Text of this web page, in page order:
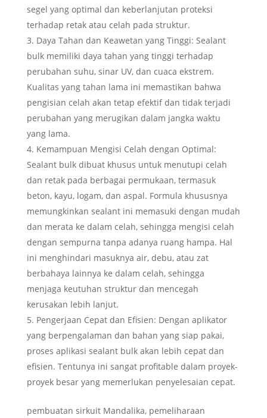
segel yang optimal dan keberlanjutan proteksi
terhadap retak atau celah pada struktur.
Daya Tahan dan Keawetan yang Tinggi: Sealant
bulk memiliki daya tahan yang tinggi terhadap
perubahan suhu, sinar UV, dan cuaca ekstrem.
Kualitas yang tahan lama ini memastikan bahwa
pengisian celah akan tetap efektif dan tidak terjadi
perubahan yang merugikan dalam jangka waktu
yang lama.
Kemampuan Mengisi Celah dengan Optimal:
Sealant bulk dibuat khusus untuk menutupi celah
dan retak pada berbagai permukaan, termasuk
beton, kayu, logam, dan aspal. Formula khususnya
memungkinkan sealant ini memasuki dengan mudah
dan merata ke dalam celah, sehingga mengisi celah
dengan sempurna tanpa adanya ruang hampa. Hal
ini menghindari masuknya air, debu, atau zat
berbahaya lainnya ke dalam celah, sehingga
menjaga keutuhan struktur dan mencegah
kerusakan lebih lanjut.
Pengerjaan Cepat dan Efisien: Dengan aplikator
yang berpengalaman dan bahan yang siap pakai,
proses aplikasi sealant bulk akan lebih cepat dan
efisien. Tentunya ini sangat profitable dalam proyek-
proyek besar yang memerlukan penyelesaian cepat.
pembuatan sirkuit Mandalika, pemeliharaan